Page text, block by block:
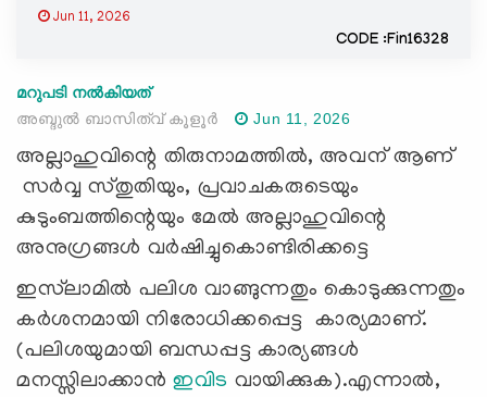
Jun 11, 2026
CODE :Fin16328
മറുപടി നൽകിയത്
അബ്ദുല്‍ ബാസിത്വ് കൂളൂര്‍
Jun 11, 2026
അല്ലാഹുവിന്റെ തിരുനാമത്തില്‍, അവന് ആണ്
സര്‍വ്വ സ്തുതിയും, പ്രവാചകരുടെയും
കുടുംബത്തിന്റെയും മേല്‍ അല്ലാഹുവിന്റെ
അനുഗ്രങ്ങള്‍ വര്‍ഷിച്ചുകൊണ്ടിരിക്കട്ടെ
ഇസ്‌ലാമിൽ പലിശ വാങ്ങുന്നതും കൊടുക്കുന്നതും
കർശനമായി നിരോധിക്കപ്പെട്ട കാര്യമാണ്.
(പലിശയുമായി ബന്ധപ്പട്ട കാര്യങ്ങൾ
മനസ്സിലാക്കാൻഇവിട വായിക്കുക).എന്നാൽ,